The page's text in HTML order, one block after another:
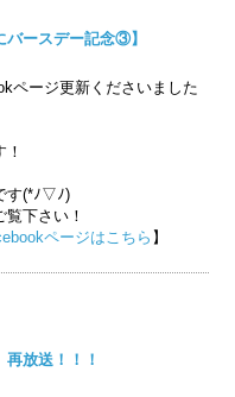
ースデー記念③】
ページ更新くださいました
す(*ﾉ▽ﾉ)
下さい！
ページはこちら 】
再放送！！！